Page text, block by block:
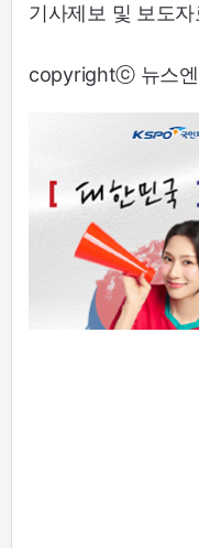
기사제보 및 보도
copyrightⓒ 뉴스엔